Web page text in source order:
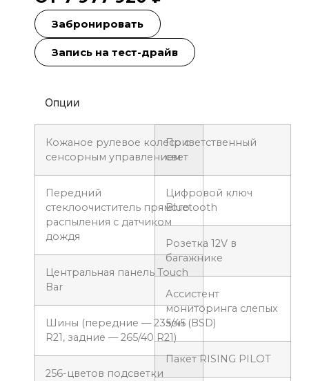
Забронировать
Запись на тест-драйв
Опции
Кожаное рулевое колесо с
сенсорным управлением
Передний
стеклоочиститель прямого
распыления с датчиком
дождя
Центральная панель Touch
Bar
Шины (передние — 235/45
R21, задние — 265/40 R21)
256-цветов подсветки
Приветственный
свет
Цифровой ключ
Bluetooth
Розетка 12V в
багажнике
Ассистент
мониторинга слепых
зон (BSD)
Пакет RISING PILOT